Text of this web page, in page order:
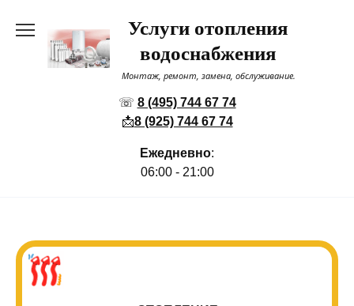
содержанию
Услуги отопления
водоснабжения
Монтаж, ремонт, замена, обслуживание.
☏ 8 (495) 744 67 74
📩8 (925) 744 67 74
Ежедневно:
06:00 - 21:00